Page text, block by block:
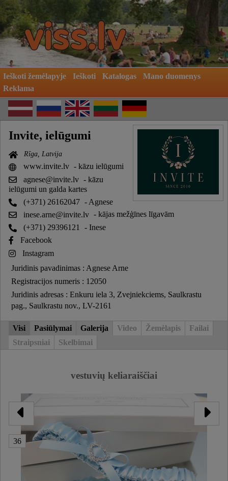
Ieškoti žemėlapyje Ieškoti Katalogas
Mano duomenys
Reklama
Invite, ielūgumi
Rīga, Latvija
www.invite.lv - kāzu ielūgumi
agnese@invite.lv - kāzu
ielūgumi un galda kartes
(+371) 26162047 - Agnese
inese.arne@invite.lv - kājas mežģīnes līgavām
(+371) 29396121
- Inese
Facebook
Instagram
Juridinis pavadinimas : Agnese Arne
Registracijos numeris : 12050
Juridinis adresas : Enkuru iela 3, Zvejniekciems, Saulkrastu
pag., Saulkrastu nov., LV-2161
Visi Pasiūlymai Galerija Video Žemėlapis
Failai
Straipsniai
Skelbimai
vestuvių keliaraiščiai
36